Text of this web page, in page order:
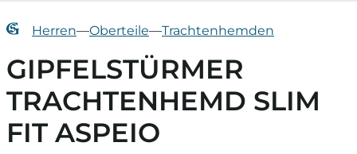
Herren—Oberteile—Trachtenhemden
GIPFELSTÜRMER
TRACHTENHEMD SLIM
FIT ASPEIO